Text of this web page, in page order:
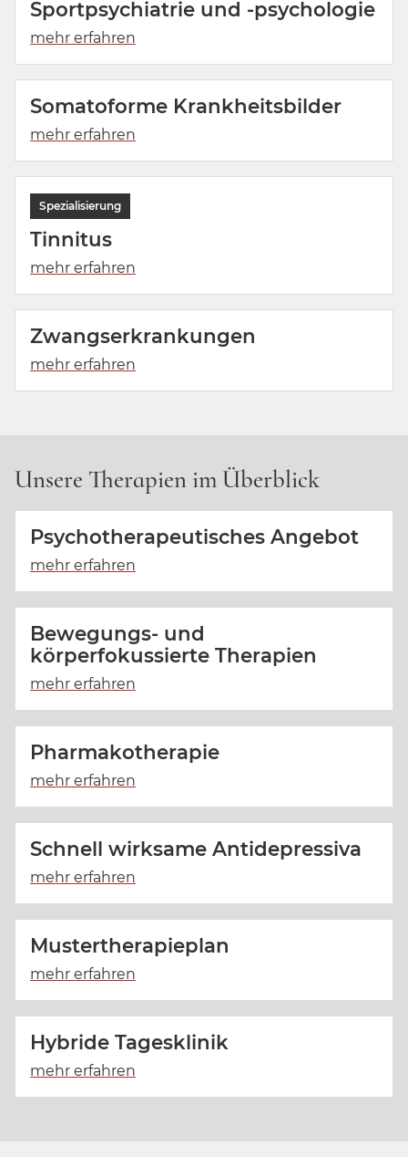
Sportpsychiatrie und -psychologie
Somatoforme Krankheitsbilder
Tinnitus
Zwangserkrankungen
Unsere Therapien im Überblick
Psychotherapeutisches Angebot
Bewegungs- und
körperfokussierte Therapien
Pharmakotherapie
Schnell wirksame Antidepressiva
Mustertherapieplan
Hybride Tagesklinik